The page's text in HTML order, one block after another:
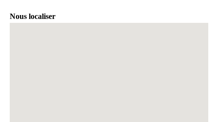
Nous localiser